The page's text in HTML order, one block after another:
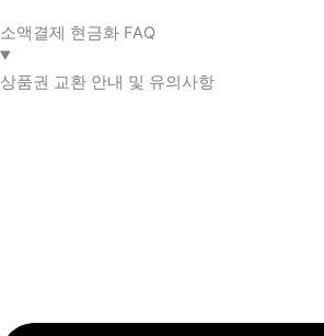
소액결제 현금화 FAQ​
상품권 교환 안내 및 유의사항